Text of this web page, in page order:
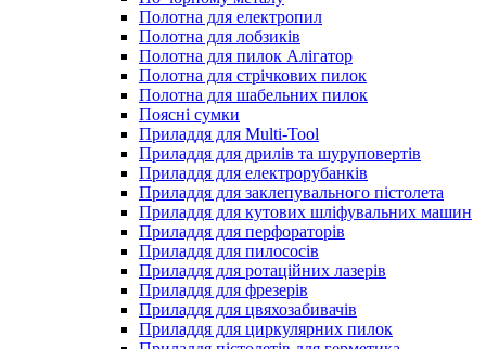
Полотна для електропил
Полотна для лобзиків
Полотна для пилок Алігатор
Полотна для стрічкових пилок
Полотна для шабельних пилок
Поясні сумки
Приладдя для Multi-Tool
Приладдя для дрилів та шуруповертів
Приладдя для електрорубанків
Приладдя для заклепувального пістолета
Приладдя для кутових шліфувальних машин
Приладдя для перфораторів
Приладдя для пилососів
Приладдя для ротаційних лазерів
Приладдя для фрезерів
Приладдя для цвяхозабивачів
Приладдя для циркулярних пилок